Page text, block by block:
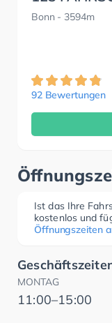
Bonn - 3594m
92 Bewertungen
Ist das Ihre
kostenlos und
Öffnungszeiten
MONTAG
11:00–15:00